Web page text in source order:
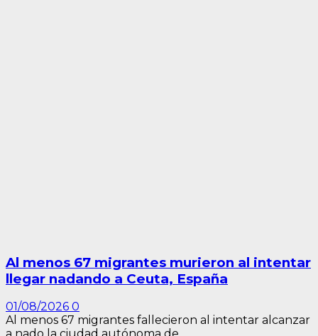
Al menos 67 migrantes murieron al intentar
llegar nadando a Ceuta, España
01/08/2026 0
Al menos 67 migrantes fallecieron al intentar alcanzar